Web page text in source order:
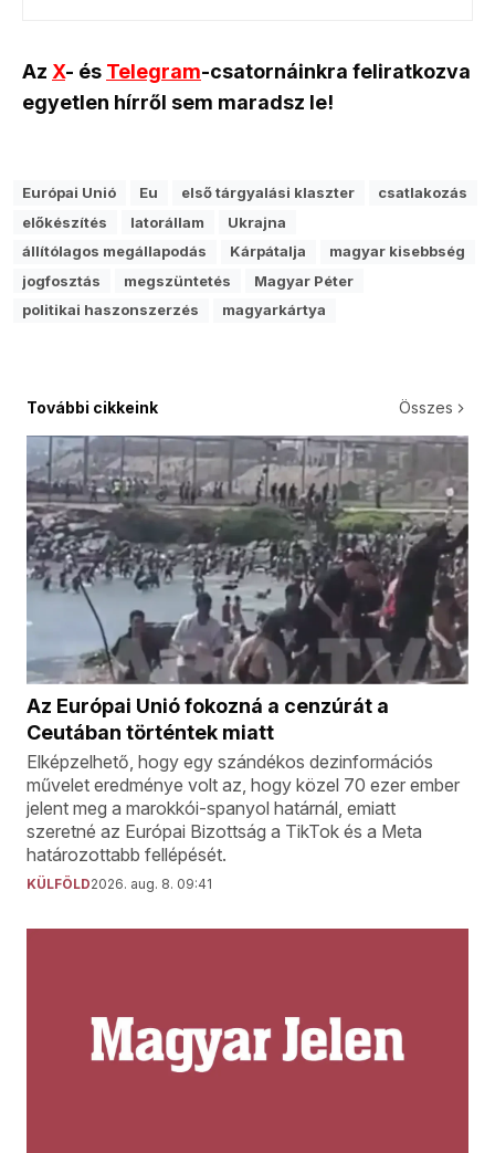
Az X- és Telegram-csatornáinkra feliratkozva
egyetlen hírről sem maradsz le!
Európai Unió Eu első tárgyalási klaszter
csatlakozás
előkészítés
latorállam
Ukrajna
állítólagos megállapodás
Kárpátalja
magyar kisebbség
jogfosztás
megszüntetés
Magyar Péter
politikai haszonszerzés
magyarkártya
További cikkeink Összes
Az Európai Unió fokozná a cenzúrát a
Ceutában történtek miatt
Elképzelhető, hogy egy szándékos dezinformációs
művelet eredménye volt az, hogy közel 70 ezer ember
jelent meg a marokkói-spanyol határnál, emiatt
szeretné az Európai Bizottság a TikTok és a Meta
határozottabb fellépését.
KÜLFÖLD2026. aug. 8. 09:41